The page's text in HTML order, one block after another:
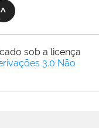
sob a licença
3.0 Não